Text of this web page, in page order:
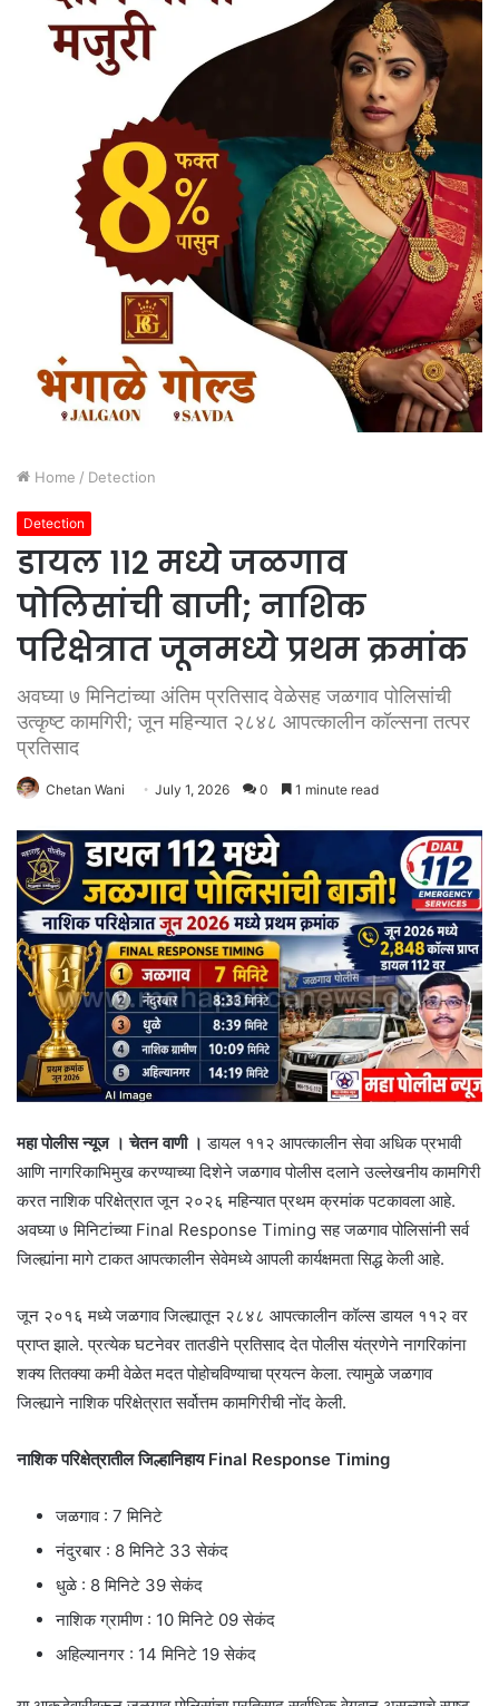
Home / Detection
Detection
डायल ११२ मध्ये जळगाव
पोलिसांची बाजी; नाशिक
परिक्षेत्रात जूनमध्ये प्रथम क्रमांक
अवघ्या ७ मिनिटांच्या अंतिम प्रतिसाद वेळेसह जळगाव पोलिसांची
उत्कृष्ट कामगिरी; जून महिन्यात २८४८ आपत्कालीन कॉल्सना तत्पर
प्रतिसाद
Chetan Wani July 1, 2026 0 1 minute read
महा पोलीस न्यूज । चेतन वाणी । डायल ११२ आपत्कालीन सेवा अधिक प्रभावी
आणि नागरिकाभिमुख करण्याच्या दिशेने जळगाव पोलीस दलाने उल्लेखनीय कामगिरी
करत नाशिक परिक्षेत्रात जून २०२६ महिन्यात प्रथम क्रमांक पटकावला आहे.
अवघ्या ७ मिनिटांच्या Final Response Timing सह जळगाव पोलिसांनी सर्व
जिल्ह्यांना मागे टाकत आपत्कालीन सेवेमध्ये आपली कार्यक्षमता सिद्ध केली आहे.
जून २०१६ मध्ये जळगाव जिल्ह्यातून २८४८ आपत्कालीन कॉल्स डायल ११२ वर
प्राप्त झाले. प्रत्येक घटनेवर तातडीने प्रतिसाद देत पोलीस यंत्रणेने नागरिकांना
शक्य तितक्या कमी वेळेत मदत पोहोचविण्याचा प्रयत्न केला. त्यामुळे जळगाव
जिल्ह्याने नाशिक परिक्षेत्रात सर्वोत्तम कामगिरीची नोंद केली.
नाशिक परिक्षेत्रातील जिल्हानिहाय Final Response Timing
जळगाव : 7 मिनिटे
नंदुरबार : 8 मिनिटे 33 सेकंद
धुळे : 8 मिनिटे 39 सेकंद
नाशिक ग्रामीण : 10 मिनिटे 09 सेकंद
अहिल्यानगर : 14 मिनिटे 19 सेकंद